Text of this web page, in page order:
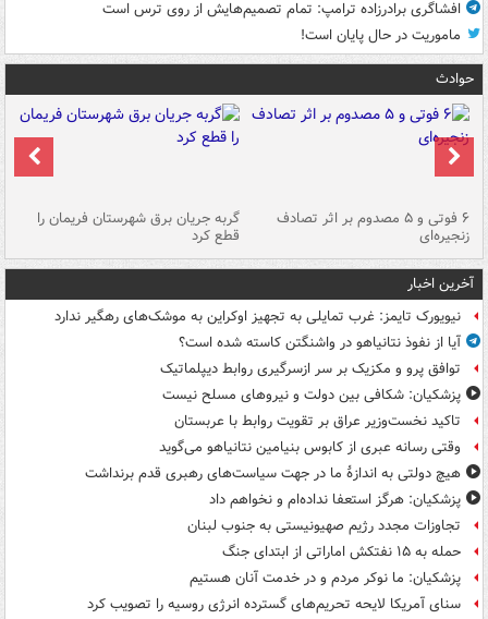
افشاگری برادرزاده ترامپ: تمام تصمیم‌هایش از روی ترس است
ماموریت در حال پایان است!
حوادث
۶ فوتی و ۵ مصدوم بر اثر تصادف
زنجیره‌ای
گربه جریان برق شهرستان فریمان را
قطع کرد
آخرین اخبار
نیویورک تایمز: غرب تمایلی به تجهیز اوکراین به موشک‌های رهگیر ندارد
آیا از نفوذ نتانیاهو در واشنگتن کاسته شده است؟
توافق پرو و مکزیک بر سر ازسرگیری روابط دیپلماتیک
پزشکیان: شکافی بین دولت و نیروهای مسلح نیست
تاکید نخست‌وزیر عراق بر تقویت روابط با عربستان
وقتی رسانه عبری از کابوس بنیامین نتانیاهو می‌گوید
هیچ دولتی به اندازۀ ما در جهت سیاست‌های رهبری قدم برنداشت
پزشکیان: هرگز استعفا نداده‌ام و نخواهم داد
تجاوزات مجدد رژیم صهیونیستی به جنوب لبنان
حمله به ۱۵ نفتکش‌ اماراتی از ابتدای جنگ
پزشکیان: ما نوکر مردم و در خدمت آنان هستیم
سنای آمریکا لایحه تحریم‌های گسترده انرژی روسیه را تصویب کرد